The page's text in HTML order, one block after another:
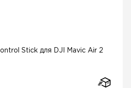
Stick для DJI Mavic Air 2